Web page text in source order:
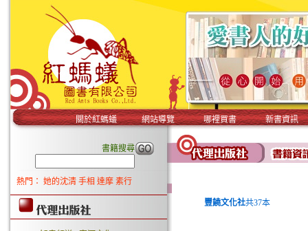
關於紅螞蟻 網站導覽 哪裡買書 新書資訊
書籍搜尋
熱門： 她的沈清 手相 達摩 素行
豐饒文化社共37本